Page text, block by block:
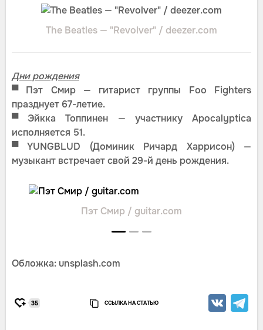
The Beatles — "Revolver" / deezer.com
Дни рождения
▀Пэт Смир — гитарист группы Foo Fighters
празднует 67-летие.
▀Эйкка Топпинен — участнику Apocalyptica
исполняется 51.
▀YUNGBLUD (Доминик Ричард Харрисон) —
музыкант встречает свой 29-й день рождения.
Пэт Смир / guitar.com
Обложка: unsplash.com
35 ССЫЛКА НА СТАТЬЮ